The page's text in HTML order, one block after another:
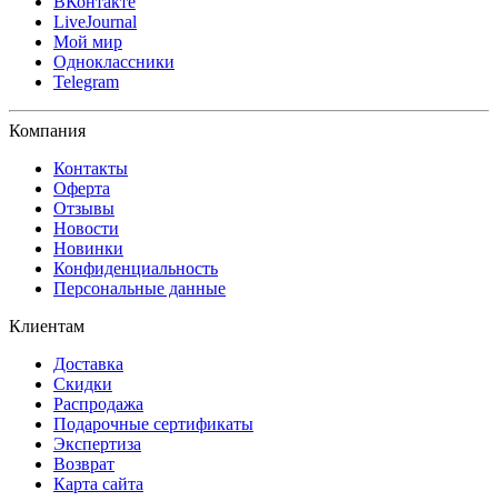
LiveJournal
Мой мир
Одноклассники
Telegram
Компания
Контакты
Оферта
Отзывы
Новости
Новинки
Конфиденциальность
Персональные данные
Клиентам
Доставка
Скидки
Распродажа
Подарочные сертификаты
Экспертиза
Возврат
Карта сайта